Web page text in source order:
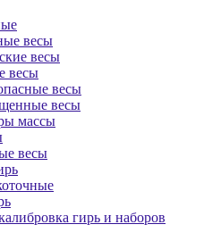
весы
весы
весы
весы
весы
массы
весы
гирь и наборов